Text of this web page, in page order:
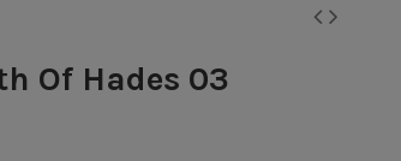
Of Hades 03